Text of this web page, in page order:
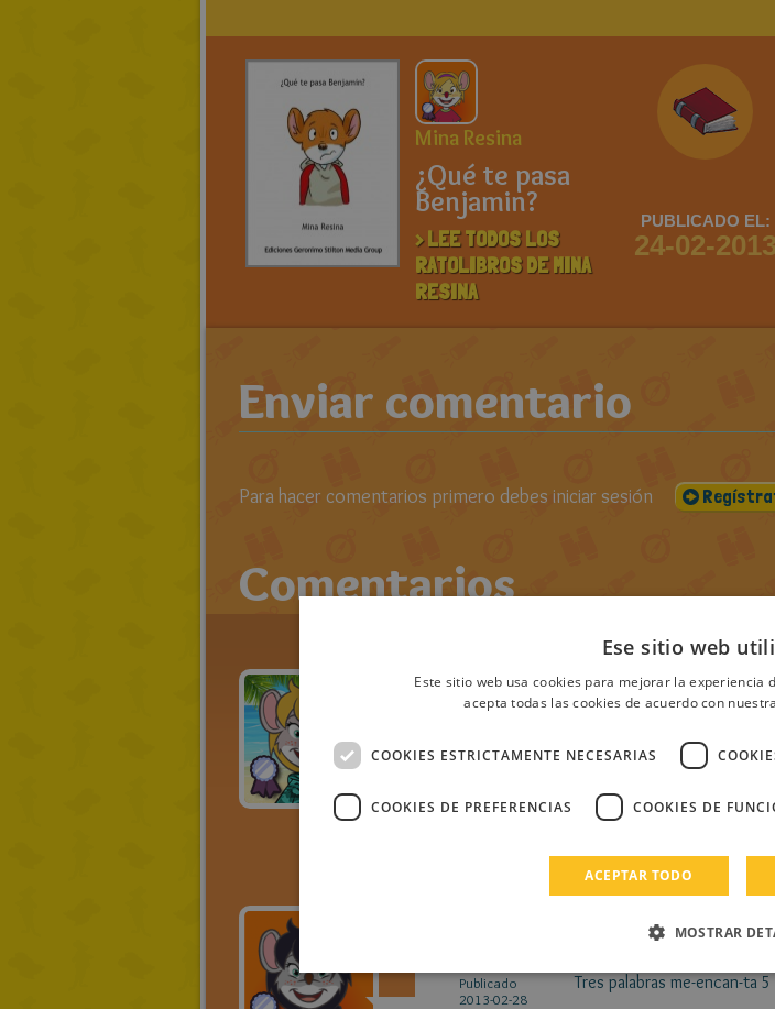
Mina Resina
¿Qué te pasa
Benjamin?
> LEE TODOS LOS
RATOLIBROS DE MINA
RESINA
PUBLICADO EL:
24-02-2013
Enviar comentario
Para hacer comentarios primero debes iniciar sesión
Comentarios
Sachaparmesano
2020-04-17
Sin querer puse 4
como diría gerónimo...!!!
Publicado
2013-02-28
Tres palabras me-encan-ta
Ese sitio web
Este sitio web usa cookies para mejorar la
acepta todas las cookies de acuerdo con
COOKIES ESTRICTAMENTE NECESARIAS
COOKIES DE PREFERENCIAS COOKIES DE
ACEPTAR TODO
MOSTRAR